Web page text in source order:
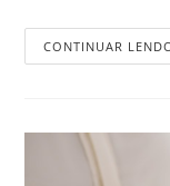
CONTINUAR